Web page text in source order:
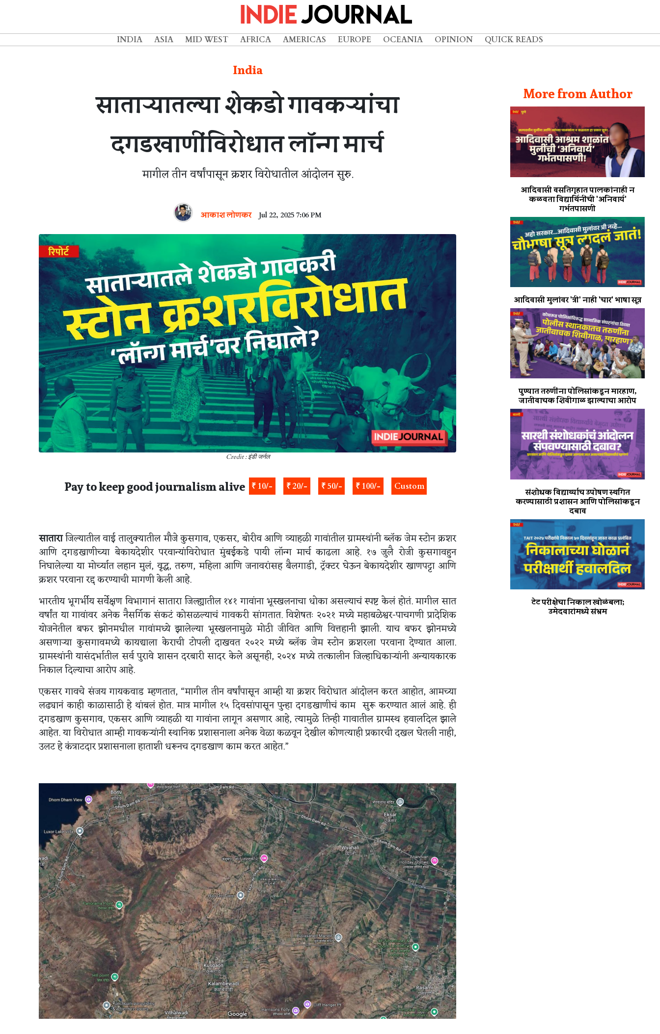
INDIA ASIA MID WEST AFRICA AMERICAS EUROPE OCEANIA OPINION QUICK READS
India
साताऱ्यातल्या शेकडो गावकऱ्यांचा
दगडखाणींविरोधात लॉन्ग मार्च
मागील तीन वर्षांपासून क्रशर विरोधातील आंदोलन सुरु.
आकाश लोणकर Jul 22, 2025 7:06 PM
Credit : इंडी जर्नल
Pay to keep good journalism alive ₹ 10/- ₹ 20/- ₹ 50/- ₹ 100/- Custom
साताराजिल्यातील वाई तालुक्यातील मौजे कुसगाव, एकसर, बोरीव आणि व्याहळी गावांतील ग्रामस्थांनी ब्लॅक जेम स्टोन क्रशर
आणि दगडखाणीच्या बेकायदेशीर परवान्यांविरोधात मुंबईकडे पायी लॉन्ग मार्च काढला आहे. १७ जुलै रोजी कुसगावहुन
निघालेल्या या मोर्च्यात लहान मुलं, वृद्ध, तरुण, महिला आणि जनावरांसह बैलगाडी, ट्रॅक्टर घेऊन बेकायदेशीर खाणपट्टा आणि
क्रशर परवाना रद्द करण्याची मागणी केली आहे.
भारतीय भूगर्भीय सर्वेक्षण विभागानं सातारा जिल्ह्यातील १४१ गावांना भूस्खलनाचा धोका असल्याचं स्पष्ट केलं होतं. मागील सात
वर्षांत या गावांवर अनेक नैसर्गिक संकटं कोसळल्याचं गावकरी सांगतात. विशेषतः २०२१ मध्ये महाबळेश्वर-पाचगणी प्रादेशिक
योजनेतील बफर झोनमधील गावांमध्ये झालेल्या भूस्खलनामुळे मोठी जीवित आणि वित्तहानी झाली. याच बफर झोनमध्ये
असणाऱ्या कुसगावमध्ये कायद्याला केराची टोपली दाखवत २०२२ मध्ये ब्लॅक जेम स्टोन क्रशरला परवाना देण्यात आला.
ग्रामस्थांनी यासंदर्भातील सर्व पुरावे शासन दरबारी सादर केले असूनही, २०२४ मध्ये तत्कालीन जिल्हाधिकाऱ्यांनी अन्यायकारक
निकाल दिल्याचा आरोप आहे.
एकसर गावचे संजय गायकवाड म्हणतात, “मागील तीन वर्षांपासून आम्ही या क्रशर विरोधात आंदोलन करत आहोत, आमच्या
लढ्यानं काही काळासाठी हे थांबलं होत. मात्र मागील १५ दिवसांपासून पुन्हा दगडखाणीचं काम सुरू करण्यात आलं आहे. ही
दगडखाण कुसगाव, एकसर आणि व्याहळी या गावांना लागून असणार आहे, त्यामुळे तिन्ही गावातील ग्रामस्थ हवालदिल झाले
आहेत. या विरोधात आम्ही गावकऱ्यांनी स्थानिक प्रशासनाला अनेक वेळा कळवून देखील कोणत्याही प्रकारची दखल घेतली नाही,
उलट हे कंत्राटदार प्रशासनाला हाताशी धरूनच दगडखाण काम करत आहेत.”
More from Author
आदिवासी वसतिगृहात पालकांनाही न
कळवता विद्यार्थिनींची 'अनिवार्य'
गर्भतपासणी
आदिवासी मुलांवर 'त्री' नाही 'चार' भाषा सूत्र
पुण्यात तरुणींना पोलिसांकडून मारहाण,
जातीवाचक शिवीगाळ झाल्याचा आरोप
संशोधक विद्यार्थ्यांच उपोषण स्थगित
करण्यासाठी प्रशासन आणि पोलिसांकडून
दबाव
टेट परीक्षेचा निकाल खोळंबला;
उमेदवारांमध्ये संभ्रम